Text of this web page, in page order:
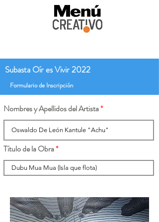
Subasta Oír es Vivir 2022
Formulario de Inscripción
Nombres y Apellidos del Artista
Título de la Obra